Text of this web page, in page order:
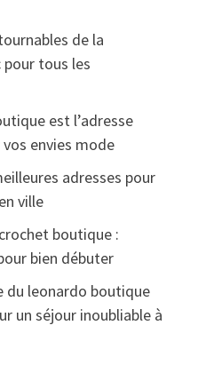
de la
tous les
est l’adresse
envies mode
adresses pour
ville
boutique :
bien débuter
du leonardo boutique
un séjour inoubliable à